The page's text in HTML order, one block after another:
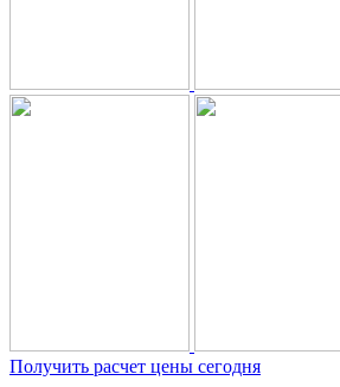
Получить расчет цены сегодня